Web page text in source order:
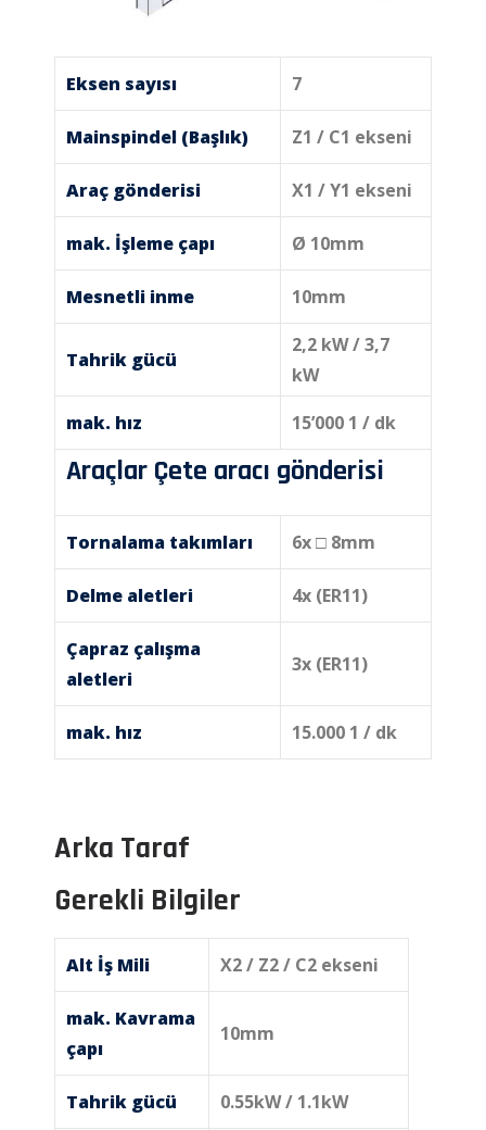
Eksen sayısı 7
Mainspindel (Başlık) Z1 / C1 ekseni
Araç gönderisi X1 / Y1 ekseni
mak. İşleme çapı Ø 10mm
Mesnetli inme 10mm
Tahrik gücü
2,2 kW / 3,7
kW
mak. hız
15’000 1 / dk
Araçlar Çete aracı gönderisi
Tornalama takımları 6x □ 8mm
Delme aletleri 4x (ER11)
Çapraz çalışma
aletleri
3x (ER11)
mak. hız 15.000 1 / dk
Arka Taraf
Gerekli Bilgiler
Alt İş Mili X2 / Z2 / C2 ekseni
mak. Kavrama
çapı
10mm
Tahrik gücü 0.55kW / 1.1kW